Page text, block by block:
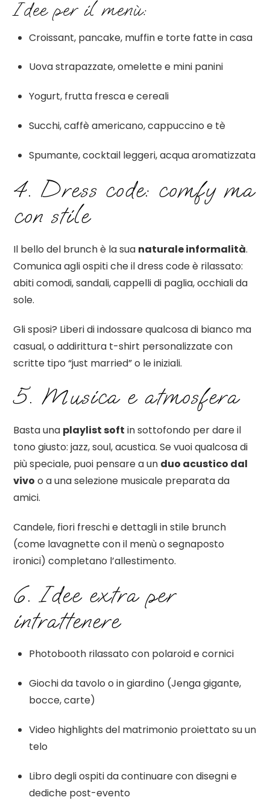
Idee per il menù:
Croissant, pancake, muffin e torte fatte in casa
Uova strapazzate, omelette e mini panini
Yogurt, frutta fresca e cereali
Succhi, caffè americano, cappuccino e tè
Spumante, cocktail leggeri, acqua aromatizzata
4. Dress code: comfy ma
con stile
Il bello del brunch è la sua naturale informalità.
Comunica agli ospiti che il dress code è rilassato:
abiti comodi, sandali, cappelli di paglia, occhiali da
sole.
Gli sposi? Liberi di indossare qualcosa di bianco ma
casual, o addirittura t-shirt personalizzate con
scritte tipo “just married” o le iniziali.
5. Musica e atmosfera
Basta una playlist soft in sottofondo per dare il
tono giusto: jazz, soul, acustica. Se vuoi qualcosa di
più speciale, puoi pensare a un duo acustico dal
vivo o a una selezione musicale preparata da
amici.
Candele, fiori freschi e dettagli in stile brunch
(come lavagnette con il menù o segnaposto
ironici) completano l’allestimento.
6. Idee extra per
intrattenere
Photobooth rilassato con polaroid e cornici
Giochi da tavolo o in giardino (Jenga gigante,
bocce, carte)
Video highlights del matrimonio proiettato su un
telo
Libro degli ospiti da continuare con disegni e
dediche post-evento